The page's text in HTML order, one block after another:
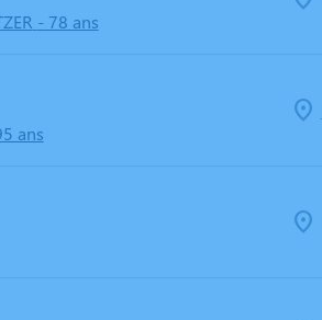
- 78 ans
ans